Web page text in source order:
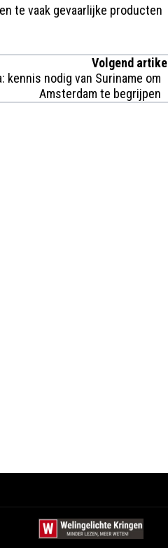
te vaak gevaarlijke producten
Volgend artikel
kennis nodig van Suriname om
Amsterdam te begrijpen